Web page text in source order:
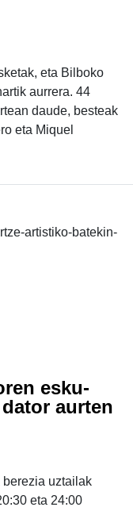
eta Bilboko
aurrera. 44
daude, besteak
eta Miquel
esku-
aurten
berezia uztailak
eta 24:00